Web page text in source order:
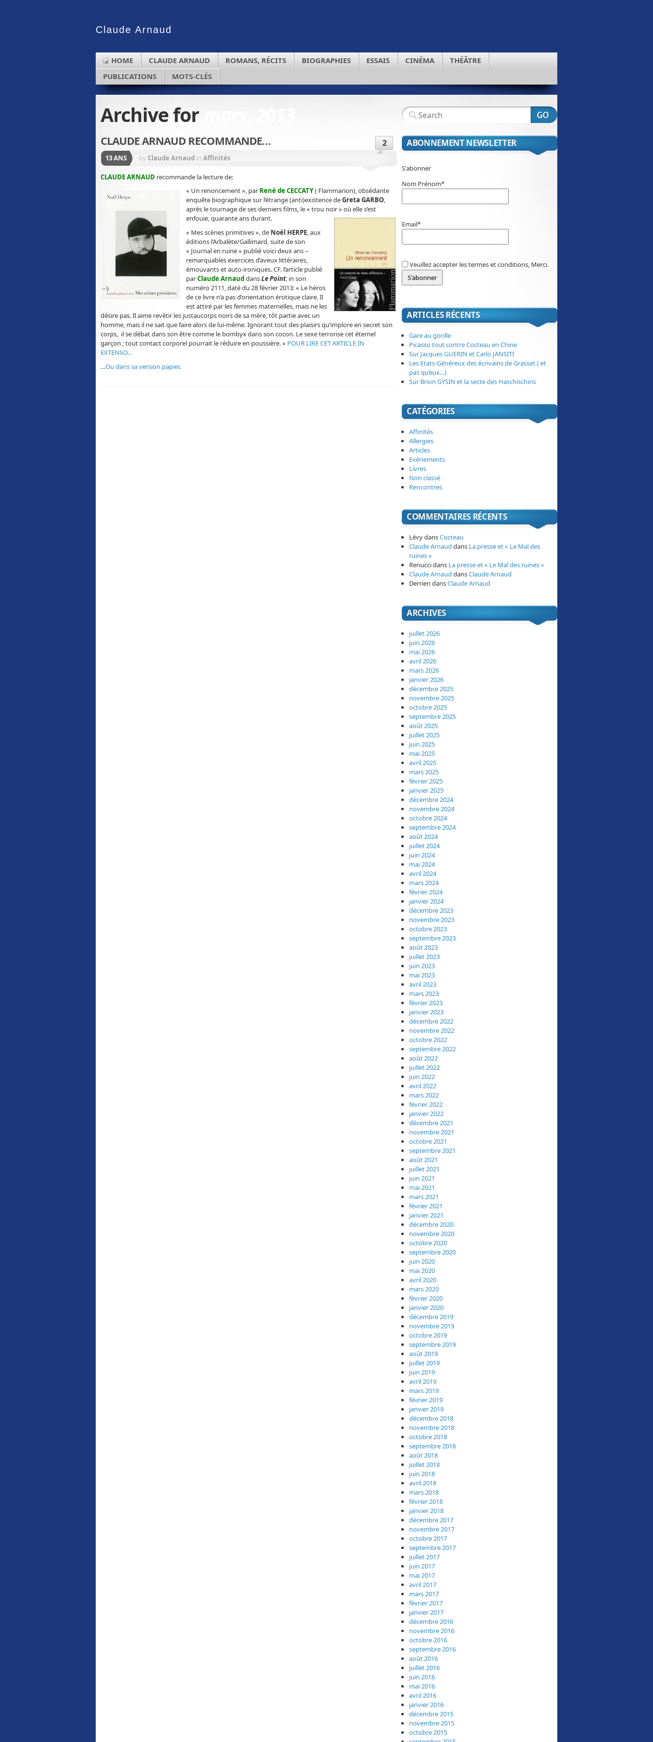
Claude Arnaud
HOME CLAUDE ARNAUD ROMANS, RÉCITS BIOGRAPHIES ESSAIS CINÉMA
THÉÂTRE
PUBLICATIONS
MOTS-CLÉS
Archive for
CLAUDE ARNAUD RECOMMANDE… 2
13 ANS by Claude Arnaud in Affinités
CLAUDE ARNAUD recommande la lecture de:
« Un renoncement », par René de CECCATY( Flammarion), obsédante
enquête biographique sur l’étrange (anti)existence deGreta GARBO,
après le tournage de ses derniers films, le « trou noir » où elle s’est
enfouie, quarante ans durant.
« Mes scènes primitives », de Noël HERPE, aux
éditions l’Arbalète/Gallimard, suite de son
« Journal en ruine » publié voici deux ans –
remarquables exercices d’aveux littéraires,
émouvants et auto-ironiques. CF. l’article publié
parClaude ArnauddansLe Point, in son
numéro 2111, daté du 28 février 2013: « Le héros
de ce livre n’a pas d’orientation érotique claire. Il
est attiré par les femmes maternelles, mais ne les
désire pas. Il aime revêtir les justaucorps noirs de sa mère, tôt partie avec un
homme, mais il ne sait que faire alors de lui-même. Ignorant tout des plaisirs qu’implore en secret son
corps, il se débat dans son être comme le bombyx dans son cocon. Le sexe terrorise cet éternel
garçon ; tout contact corporel pourrait le réduire en poussière. » POUR LIRE CET ARTICLE IN
EXTENSO…
…Ou dans sa version papier.
ABONNEMENT NEWSLETTER
S'abonner
Nom Prénom*
Email*
Veuillez accepter les termes et conditions, Merci.
ARTICLES RÉCENTS
Gare au gorille
Picasso tout contre Cocteau en Chine
Sur Jacques GUERIN et Carlo JANSITI
Les Etats-Généreux des écrivains de Grasset ( et
pas qu’eux…)
Sur Brion GYSIN et la secte des Haschischins
CATÉGORIES
Affinités
Allergies
Articles
Evénements
Livres
Non classé
Rencontres
COMMENTAIRES RÉCENTS
LévydansCocteau
Claude Arnaud dans La presse et « Le Mal des
ruines »
Renuccidans La presse et « Le Mal des ruines »
Claude Arnaud dansClaude Arnaud
Derrien dansClaude Arnaud
ARCHIVES
juillet 2026
juin 2026
mai 2026
avril 2026
mars 2026
janvier 2026
décembre 2025
novembre 2025
octobre 2025
septembre 2025
août 2025
juillet 2025
juin 2025
mai 2025
avril 2025
mars 2025
février 2025
janvier 2025
décembre 2024
novembre 2024
octobre 2024
septembre 2024
août 2024
juillet 2024
juin 2024
mai 2024
avril 2024
mars 2024
février 2024
janvier 2024
décembre 2023
novembre 2023
octobre 2023
septembre 2023
août 2023
juillet 2023
juin 2023
mai 2023
avril 2023
mars 2023
février 2023
janvier 2023
décembre 2022
novembre 2022
octobre 2022
septembre 2022
août 2022
juillet 2022
juin 2022
avril 2022
mars 2022
février 2022
janvier 2022
décembre 2021
novembre 2021
octobre 2021
septembre 2021
août 2021
juillet 2021
juin 2021
mai 2021
mars 2021
février 2021
janvier 2021
décembre 2020
novembre 2020
octobre 2020
septembre 2020
juin 2020
mai 2020
avril 2020
mars 2020
février 2020
janvier 2020
décembre 2019
novembre 2019
octobre 2019
septembre 2019
août 2019
juillet 2019
juin 2019
avril 2019
mars 2019
février 2019
janvier 2019
décembre 2018
novembre 2018
octobre 2018
septembre 2018
août 2018
juillet 2018
juin 2018
avril 2018
mars 2018
février 2018
janvier 2018
décembre 2017
novembre 2017
octobre 2017
septembre 2017
juillet 2017
juin 2017
mai 2017
avril 2017
mars 2017
février 2017
janvier 2017
décembre 2016
novembre 2016
octobre 2016
septembre 2016
août 2016
juillet 2016
juin 2016
mai 2016
avril 2016
janvier 2016
décembre 2015
novembre 2015
octobre 2015